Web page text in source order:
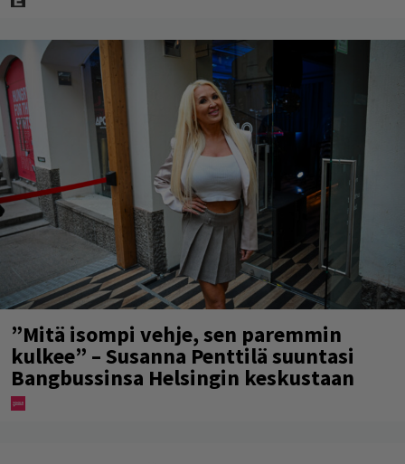
”Mitä isompi vehje, sen paremmin
kulkee” – Susanna Penttilä suuntasi
Bangbussinsa Helsingin keskustaan